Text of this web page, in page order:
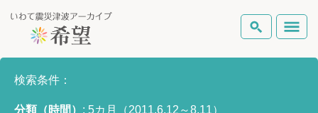
いわて震災津波アーカイブとは
検索条件：
分類（時間） : 5カ月（2011.6.12～8.11）